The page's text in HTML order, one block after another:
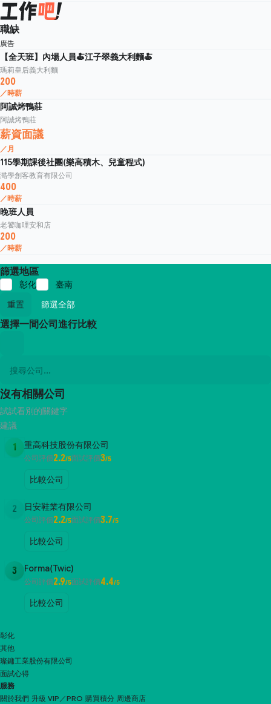
職缺
廣告
【全天班】內場人員🍝江子翠義大利麵🍝
瑪莉皇后義大利麵
200
／時薪
阿誠烤鴨莊
阿誠烤鴨莊
薪資面議
／月
115學期課後社團(樂高積木、兒童程式)
澔學創客教育有限公司
400
／時薪
晚班人員
老饕咖哩安和店
200
／時薪
篩選地區
彰化
臺南
重置
篩選全部
選擇一間公司進行比較
沒有相關公司
試試看別的關鍵字
建議
1 重高科技股份有限公司
公司評價2.2/5面試評價3/5
比較公司
2 日安鞋業有限公司
公司評價2.2/5面試評價3.7/5
比較公司
3 Forma(Twic)
公司評價2.9/5面試評價4.4/5
比較公司
彰化
其他
璨鏞工業股份有限公司
面試心得
服務
關於我們 升級 VIP／PRO 購買積分 周邊商店